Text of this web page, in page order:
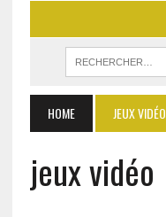
HOME JEUX VIDÉO
jeux vidéo